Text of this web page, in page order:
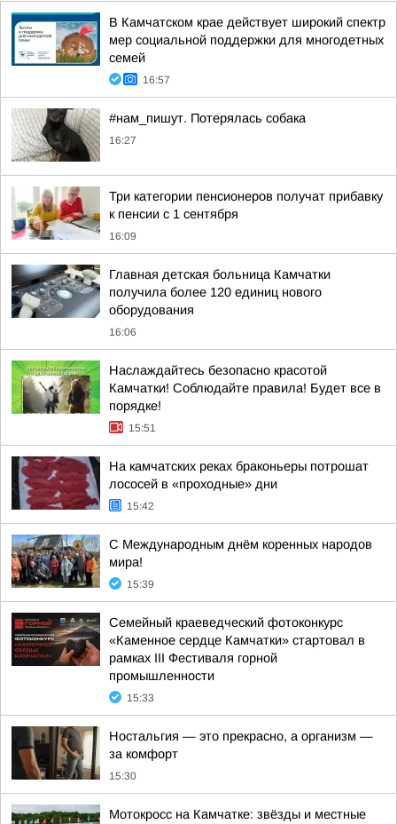
В Камчатском крае действует широкий спектр
мер социальной поддержки для многодетных
семей
16:57
#нам_пишут. Потерялась собака
16:27
Три категории пенсионеров получат прибавку
к пенсии с 1 сентября
16:09
Главная детская больница Камчатки
получила более 120 единиц нового
оборудования
16:06
Наслаждайтесь безопасно красотой
Камчатки! Соблюдайте правила! Будет все в
порядке!
15:51
На камчатских реках браконьеры потрошат
лососей в «проходные» дни
15:42
С Международным днём коренных народов
мира!
15:39
Семейный краеведческий фотоконкурс
«Каменное сердце Камчатки» стартовал в
рамках III Фестиваля горной
промышленности
15:33
Ностальгия — это прекрасно, а организм —
за комфорт
15:30
Мотокросс на Камчатке: звёзды и местные